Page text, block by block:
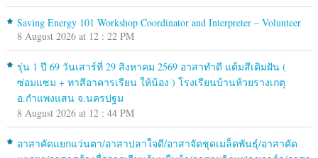
Saving Energy 101 Workshop Coordinator and Interpreter – Volunteer
8 August 2026 at 12 : 22 PM
รุ่น 1 ปี 69 วันเสาร์ที่ 29 สิงหาคม 2569 อาสาทำดี แต้มสีเติมฝัน (
ซ่อมแซม + ทาสีอาคารเรียน ให้น้อง ) โรงเรียนบ้านห้วยรางเกตุ
อ.กำแพงแสน จ.นครปฐม
8 August 2026 at 12 : 44 PM
อาสาคัดแยกแว่นตา/อาสาปลาใจดี/อาสาจัดชุดเมล็ดพันธุ์/อาสาคัด